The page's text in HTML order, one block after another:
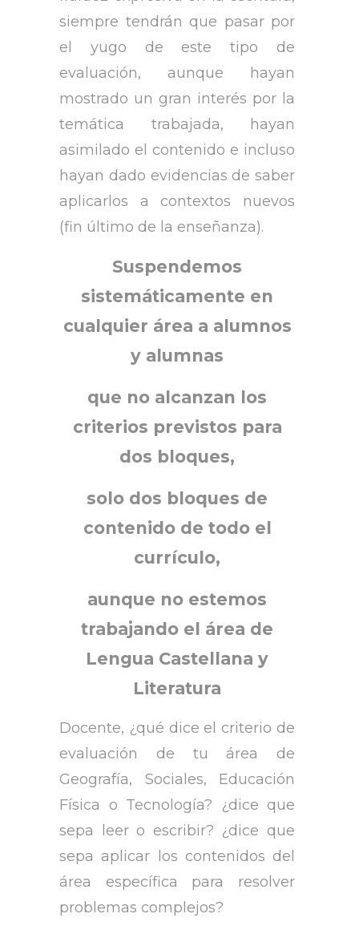
siempre tendrán que pasar por
el yugo de este tipo de
evaluación, aunque hayan
mostrado un gran interés por la
temática trabajada, hayan
asimilado el contenido e incluso
hayan dado evidencias de saber
aplicarlos a contextos nuevos
(fin último de la enseñanza).
Suspendemos
sistemáticamente en
cualquier área a alumnos
y alumnas
que no alcanzan los
criterios previstos para
dos bloques,
solo dos bloques de
contenido de todo el
currículo,
aunque no estemos
trabajando el área de
Lengua Castellana y
Literatura
Docente, ¿qué dice el criterio de
evaluación de tu área de
Geografía, Sociales, Educación
Física o Tecnología? ¿dice que
sepa leer o escribir? ¿dice que
sepa aplicar los contenidos del
área específica para resolver
problemas complejos?